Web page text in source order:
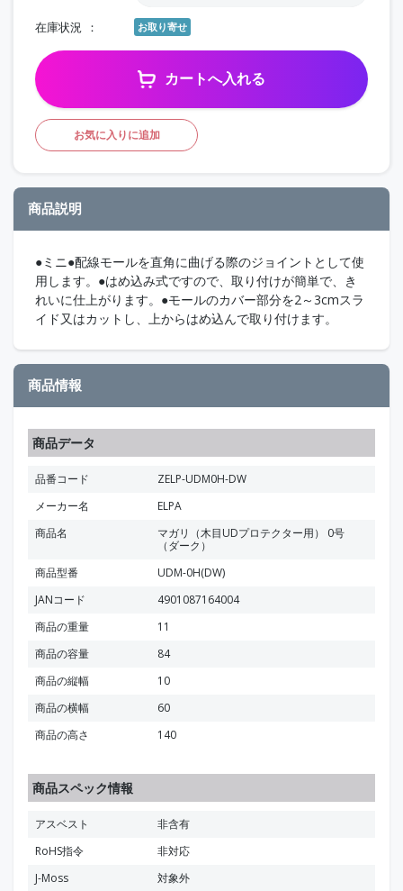
在庫状況 お取り寄せ
カートへ入れる
お気に入りに追加
商品説明
●ミニ●配線モールを直角に曲げる際のジョイントとして使
用します。●はめ込み式ですので、取り付けが簡単で、き
れいに仕上がります。●モールのカバー部分を2～3cmスラ
イド又はカットし、上からはめ込んで取り付けます。
商品情報
商品データ
品番コード
ZELP-UDM0H-DW
メーカー名
ELPA
商品名
マガリ（木目UDプロテクター用） 0号
（ダーク）
商品型番
UDM-0H(DW)
JANコード
4901087164004
商品の重量
11
商品の容量
84
商品の縦幅
10
商品の横幅
60
商品の高さ
140
商品スペック情報
アスベスト
非含有
RoHS指令
非対応
J-Moss
対象外